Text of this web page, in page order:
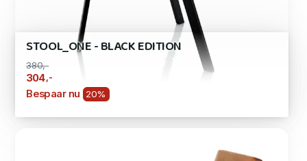
STOOL_ONE - BLACK EDITION
380,-
304 ,-
Bespaar nu 20%